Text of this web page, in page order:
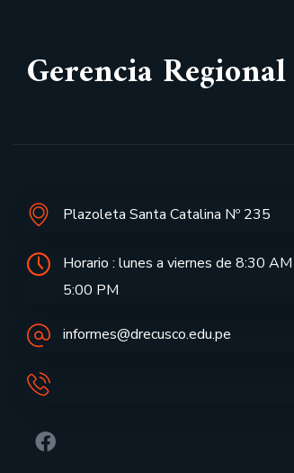
Gerencia
Plazoleta Santa Catalina Nº 235
Horario : lunes a viernes de 8:30 AM
5:00 PM
informes@drecusco.edu.pe